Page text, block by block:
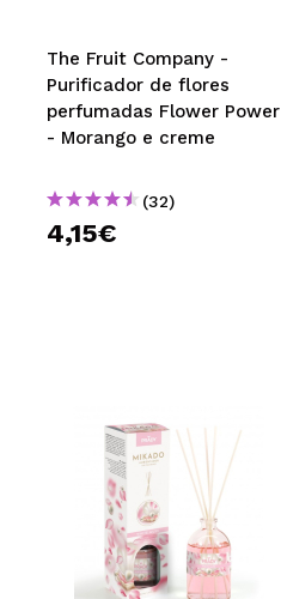
The Fruit Company -
Purificador de flores
perfumadas Flower Power
- Morango e creme
(32)
4,15€